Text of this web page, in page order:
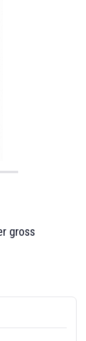
gross